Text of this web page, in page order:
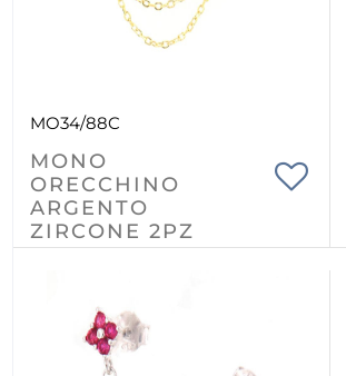
MO34/88C
MONO
ORECCHINO
ARGENTO
ZIRCONE 2PZ